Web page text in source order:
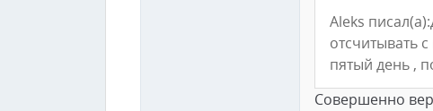
Aleks
отсчитывать
пятый день ,
Совершенно